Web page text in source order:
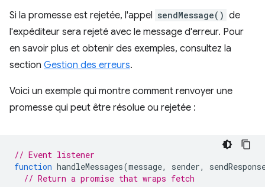
Si la promesse est rejetée, l'appel sendMessage() de
l'expéditeur sera rejeté avec le message d'erreur. Pour
en savoir plus et obtenir des exemples, consultez la
section Gestion des erreurs.
Voici un exemple qui montre comment renvoyer une
promesse qui peut être résolue ou rejetée :
// Event listener
function handleMessages(message, sender,
// Return a promise that wraps fetch